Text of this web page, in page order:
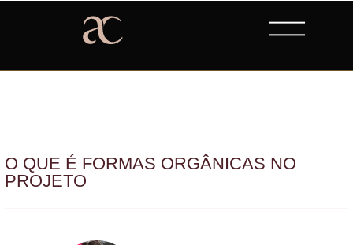
O QUE É FORMAS ORGÂNICAS NO
PROJETO